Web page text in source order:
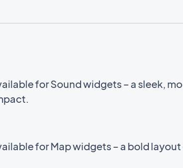
for Sound widgets – a sleek,
for Map widgets – a bold